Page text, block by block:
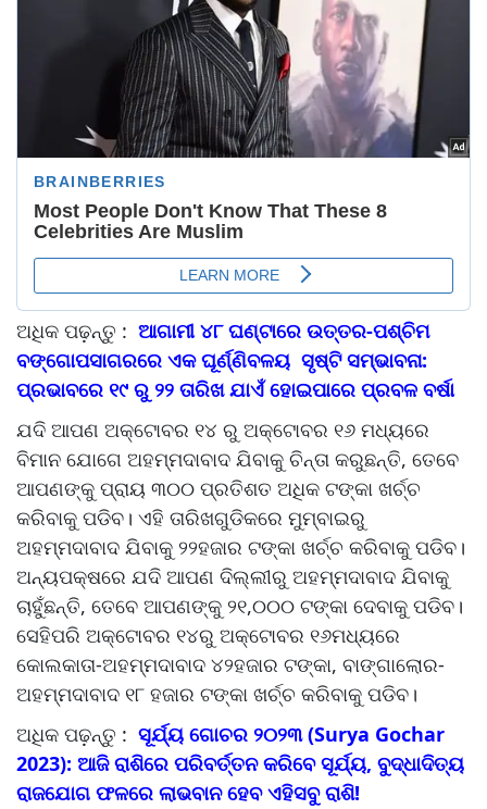
ଅଧିକ ପଢ଼ନ୍ତୁ : ଆଗାମୀ ୪୮ ଘଣ୍ଟାରେ ଉତ୍ତର-ପଶ୍ଚିମ
ବଙ୍ଗୋପସାଗରରେ ଏକ ଘୂର୍ଣ୍ଣିବଳୟ ସୃଷ୍ଟି ସମ୍ଭାବନା:
ପ୍ରଭାବରେ ୧୯ ରୁ ୨୨ ତାରିଖ ଯାଏଁ ହୋଇପାରେ ପ୍ରବଳ ବର୍ଷା
ଯଦି ଆପଣ ଅକ୍ଟୋବର ୧୪ ରୁ ଅକ୍ଟୋବର ୧୬ ମଧ୍ୟରେ
ବିମାନ ଯୋଗେ ଅହମ୍ମଦାବାଦ ଯିବାକୁ ଚିନ୍ତା କରୁଛନ୍ତି, ତେବେ
ଆପଣଙ୍କୁ ପ୍ରାୟ ୩୦୦ ପ୍ରତିଶତ ଅଧିକ ଟଙ୍କା ଖର୍ଚ୍ଚ
କରିବାକୁ ପଡିବ। ଏହି ତାରିଖଗୁଡିକରେ ମୁମ୍ବାଇରୁ
ଅହମ୍ମଦାବାଦ ଯିବାକୁ ୨୨ହଜାର ଟଙ୍କା ଖର୍ଚ୍ଚ କରିବାକୁ ପଡିବ।
ଅନ୍ୟପକ୍ଷରେ ଯଦି ଆପଣ ଦିଲ୍ଲୀରୁ ଅହମ୍ମଦାବାଦ ଯିବାକୁ
ଚାହୁଁଛନ୍ତି, ତେବେ ଆପଣଙ୍କୁ ୨୧,୦୦୦ ଟଙ୍କା ଦେବାକୁ ପଡିବ।
ସେହିପରି ଅକ୍ଟୋବର ୧୪ରୁ ଅକ୍ଟୋବର ୧୬ମଧ୍ୟରେ
କୋଲକାତା-ଅହମ୍ମଦାବାଦ ୪୨ହଜାର ଟଙ୍କା, ବାଙ୍ଗାଲୋର-
ଅହମ୍ମଦାବାଦ ୧୮ ହଜାର ଟଙ୍କା ଖର୍ଚ୍ଚ କରିବାକୁ ପଡିବ।
ଅଧିକ ପଢ଼ନ୍ତୁ : ସୂର୍ଯ୍ୟ ଗୋଚର ୨୦୨୩ (Surya Gochar
2023): ଆଜି ରାଶିରେ ପରିବର୍ତ୍ତନ କରିବେ ସୂର୍ଯ୍ୟ, ବୁଦ୍ଧାଦିତ୍ୟ
ରାଜଯୋଗ ଫଳରେ ଲାଭବାନ ହେବ ଏହିସବୁ ରାଶି!